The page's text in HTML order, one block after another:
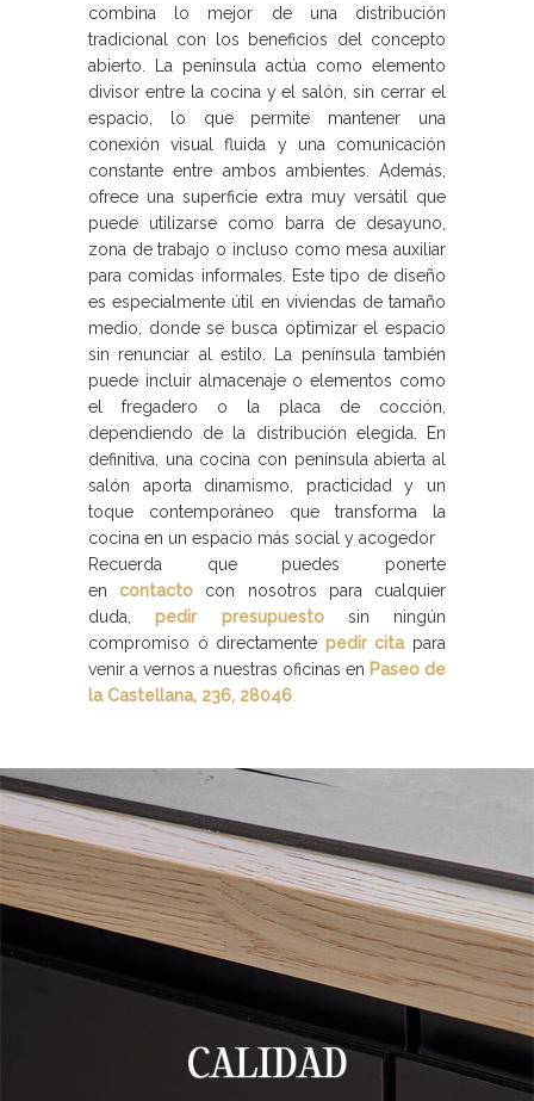
combina lo mejor de una distribución
tradicional con los beneficios del concepto
abierto. La península actúa como elemento
divisor entre la cocina y el salón, sin cerrar el
espacio, lo que permite mantener una
conexión visual fluida y una comunicación
constante entre ambos ambientes. Además,
ofrece una superficie extra muy versátil que
puede utilizarse como barra de desayuno,
zona de trabajo o incluso como mesa auxiliar
para comidas informales. Este tipo de diseño
es especialmente útil en viviendas de tamaño
medio, donde se busca optimizar el espacio
sin renunciar al estilo. La península también
puede incluir almacenaje o elementos como
el fregadero o la placa de cocción,
dependiendo de la distribución elegida. En
definitiva, una cocina con península abierta al
salón aporta dinamismo, practicidad y un
toque contemporáneo que transforma la
cocina en un espacio más social y acogedor
Recuerda que puedes ponerte
encontacto
con nosotros para cualquier
duda,pedir presupuestosin ningún
compromiso ó directamente pedir citapara
venir a vernos a nuestras oficinas en Paseo de
la Castellana, 236, 28046